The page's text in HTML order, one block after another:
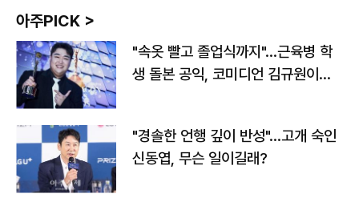
아주PICK >
"속옷 빨고 졸업식까지"…근육병 학
생 돌본 공익, 코미디언 김규원이었
"경솔한 언행 깊이 반성"…고개 숙인
신동엽, 무슨 일이길래?